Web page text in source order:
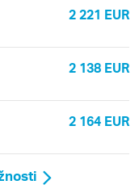
2 221 EUR
2 138 EUR
2 164 EUR